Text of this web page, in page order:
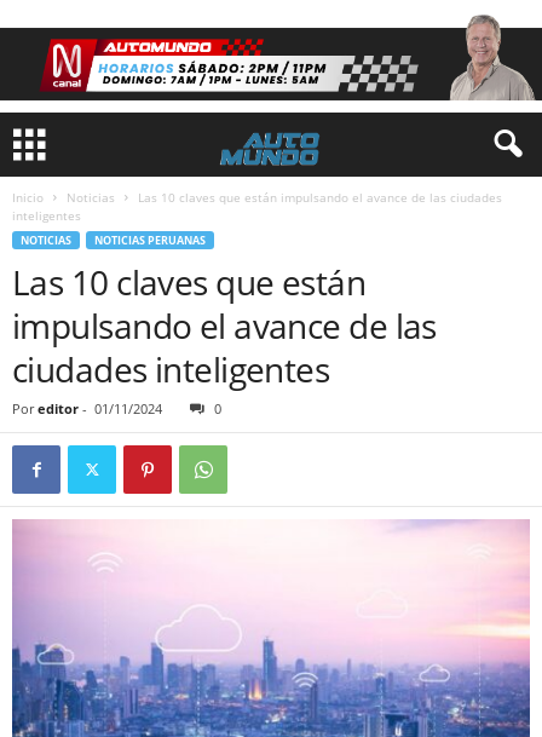
Inicio Noticias
Las 10 claves que están impulsando el avance de las ciudades
inteligentes
NOTICIAS NOTICIAS PERUANAS
Las 10 claves que están
impulsando el avance de las
ciudades inteligentes
Por editor - 01/11/2024 0